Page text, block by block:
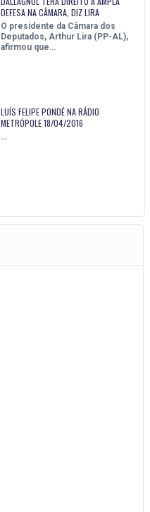
DEFESA NA CÂMARA, DIZ LIRA
O presidente da Câmara dos
Deputados, Arthur Lira (PP-AL),
afirmou que…
LUÍS FELIPE PONDÉ NA RÁDIO
METRÓPOLE 18/04/2016
…